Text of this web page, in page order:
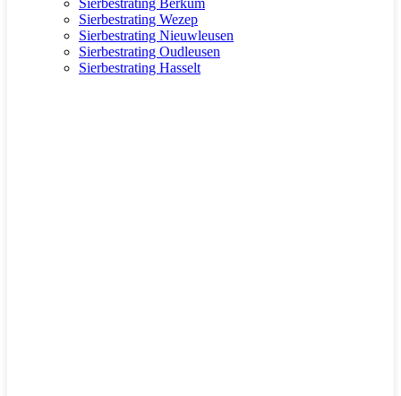
Sierbestrating Wezep
Sierbestrating Nieuwleusen
Sierbestrating Oudleusen
Sierbestrating Hasselt